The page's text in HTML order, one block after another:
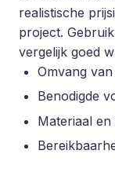
realistische
project.
vergelijk goed
Omvang
Benodigde
Materiaal